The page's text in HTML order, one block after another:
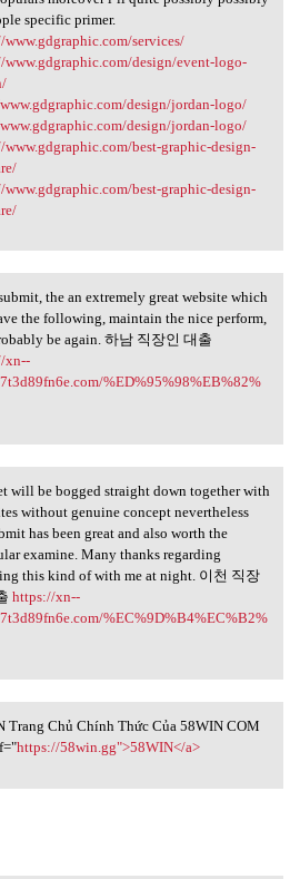
specific primer.
services/
www.gdgraphic.com/design/event-logo-
design/jordan-logo/
design/jordan-logo/
www.gdgraphic.com/best-graphic-design-
www.gdgraphic.com/best-graphic-design-
the an
the an extremely great website which
the following, maintain the nice perform,
be again. 하남 직장인 대출
xn--
%ED%95%98%EB%82%
will be bogged
will be bogged straight down together with
without genuine concept nevertheless
has been great and also worth the
examine. Many thanks regarding
this kind of with me at night. 이천 직장
https://xn--
%EC%9D%B4%EC%B2%
Trang Chủ Chính Thức
Trang Chủ Chính Thức Của 58WIN COM
https://58win.gg">58WIN</a>